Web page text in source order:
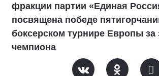
фракции партии «Единая
посвящена победе
боксерском турнире Европы за
чемпиона